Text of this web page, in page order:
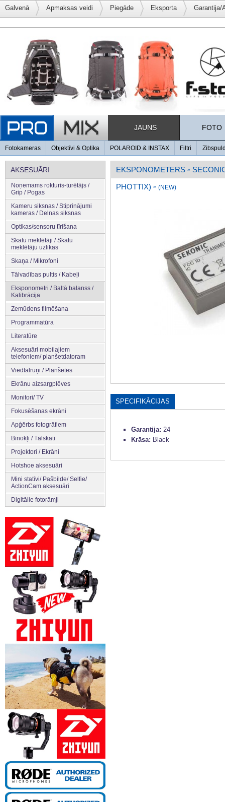
Galvenā Apmaksas veidi Piegāde Eksporta Garantija/
JAUNS FOTO
Fotokameras Objektīvi & Optika POLAROID & INSTAX Filtri
AKSESUĀRI
Noņemams rokturis-turētājs /
Grip / Pogas
Kameru siksnas / Stiprinājumi
kameras / Delnas siksnas
Optikas/sensoru tīrīšana
Skatu meklētāji / Skatu
meklētāju uzlikas
Skaņa / Mikrofoni
Tālvadības pultis / Kabeļi
Eksponometri / Baltā balanss /
Kalibrācija
Zemūdens filmēšana
Programmatūra
Literatūre
Aksesuāri mobilajiem
telefoniem/ planšetdatoram
Viedtālruņi / Planšetes
Ekrānu aizsargplēves
Monitori/ TV
Fokusēšanas ekrāni
Apģērbs fotogrāfiem
Binokļi / Tālskati
Projektori / Ekrāni
Hotshoe aksesuāri
Mini statīvi/ Pašbilde/ Selfie/
ActionCam aksesuāri
Digitālie fotorāmji
EKSPONOMETERS »
PHOTTIX) » (NEW)
SPECIFIKĀCIJAS
Garantija: 24
Krāsa: Black